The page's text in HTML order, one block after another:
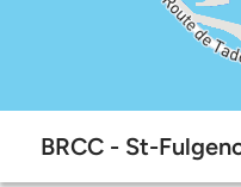
BRCC - St-